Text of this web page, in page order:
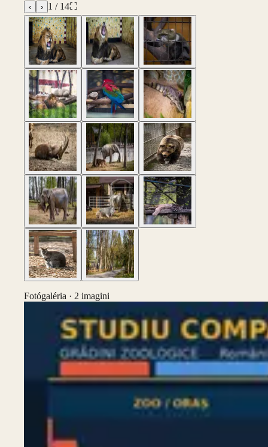
‹ › 1 / 14⛶
Fotógaléria · 2 imagini